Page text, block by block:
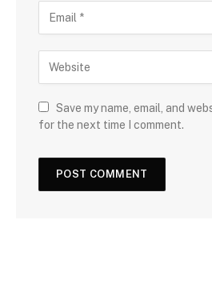
Save my name, email, and
for the next time I comment.